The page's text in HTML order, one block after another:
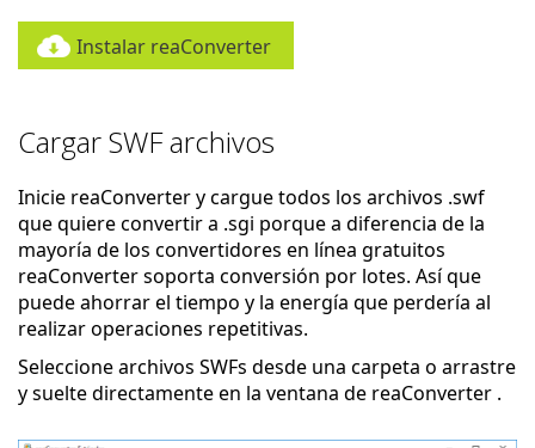
Instalar reaConverter
Cargar SWF archivos
Inicie reaConverter y cargue todos los archivos .swf
que quiere convertir a .sgi porque a diferencia de la
mayoría de los convertidores en línea gratuitos
reaConverter soporta conversión por lotes. Así que
puede ahorrar el tiempo y la energía que perdería al
realizar operaciones repetitivas.
Seleccione archivos SWFs desde una carpeta o arrastre
y suelte directamente en la ventana de reaConverter .